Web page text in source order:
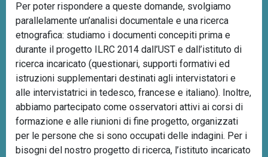
Per poter rispondere a queste domande, svolgiamo
parallelamente un’analisi documentale e una ricerca
etnografica: studiamo i documenti concepiti prima e
durante il progetto ILRC 2014 dall’UST e dall’istituto di
ricerca incaricato (questionari, supporti formativi ed
istruzioni supplementari destinati agli intervistatori e
alle intervistatrici in tedesco, francese e italiano). Inoltre,
abbiamo partecipato come osservatori attivi ai corsi di
formazione e alle riunioni di fine progetto, organizzati
per le persone che si sono occupati delle indagini. Per i
bisogni del nostro progetto di ricerca, l’istituto incaricato